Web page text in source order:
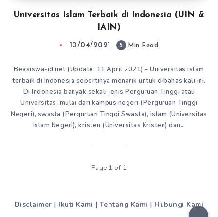
Universitas Islam Terbaik di Indonesia (UIN &
IAIN)
10/04/2021 5 Min Read
Beasiswa-id.net (Update: 11 April 2021) – Universitas islam
terbaik di Indonesia sepertinya menarik untuk dibahas kali ini.
Di Indonesia banyak sekali jenis Perguruan Tinggi atau
Universitas, mulai dari kampus negeri (Perguruan Tinggi
Negeri), swasta (Perguruan Tinggi Swasta), islam (Universitas
Islam Negeri), kristen (Universitas Kristen) dan…
Page 1 of 1
Disclaimer | Ikuti Kami | Tentang Kami | Hubungi Kami